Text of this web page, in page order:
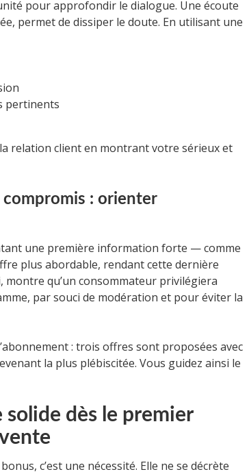
pour approfondir le dialogue. Une écoute
permet de dissiper le doute. En utilisant une
pertinents
relation client en montrant votre sérieux et
compromis : orienter
une première information forte — comme
plus abordable, rendant cette dernière
montre qu’un consommateur privilégiera
par souci de modération et pour éviter la
: trois offres sont proposées avec
la plus plébiscitée. Vous guidez ainsi le
dès le premier
c’est une nécessité. Elle ne se décrète